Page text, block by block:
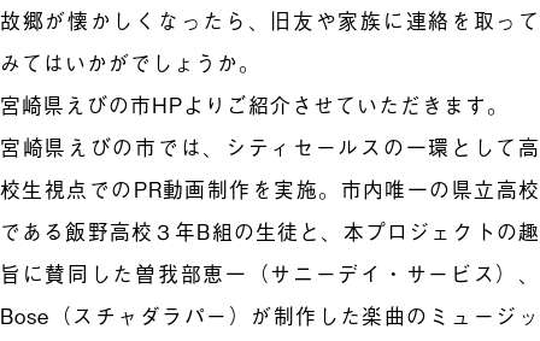
故郷が懐かしくなったら、旧友や家族に連絡を取って
みてはいかがでしょうか。
宮崎県えびの市HPよりご紹介させていただきます。
宮崎県えびの市では、シティセールスの一環として高
校生視点でのPR動画制作を実施。市内唯一の県立高校
である飯野高校３年B組の生徒と、本プロジェクトの趣
旨に賛同した曽我部恵一（サニーデイ・サービス）、
Bose（スチャダラパー）が制作した楽曲のミュージッ